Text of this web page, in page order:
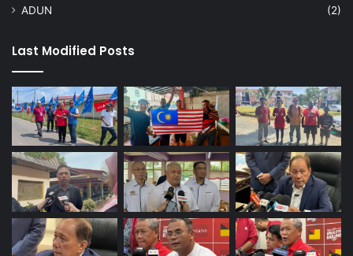
t ADUN
(2)
Last Modified Posts